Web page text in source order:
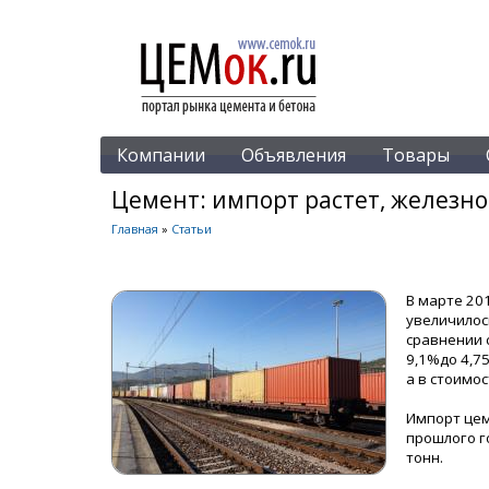
Компании Объявления Товары
Цемент: импорт растет,
Главная » Статьи
В марте
сравнении
9,1%до
а в
Импорт
прошлого
тонн.